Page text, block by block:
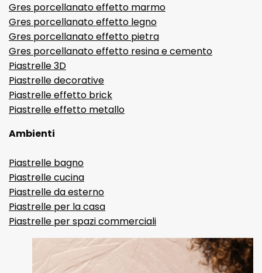
Gres porcellanato effetto marmo
Gres porcellanato effetto legno
Gres porcellanato effetto pietra
Gres porcellanato effetto resina e cemento
Piastrelle 3D
Piastrelle decorative
Piastrelle effetto brick
Piastrelle effetto metallo
Ambienti
Piastrelle bagno
Piastrelle cucina
Piastrelle da esterno
Piastrelle per la casa
Piastrelle per spazi commerciali